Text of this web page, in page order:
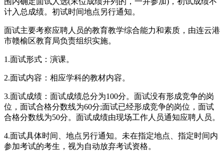
计入总成绩。初试时间地点另行通知。
面试主要考察应聘人员的教育教学综合能力和素质，由连云港
市赣榆区教育局负责组织实施。
1.面试形式：演课。
2.面试内容：相应学科的教材内容。
3.面试成绩：面试成绩总分为100分。面试没有形成竞争的岗
位，面试合格分数线为60分;面试已经形成竞争的岗位，面试
合格分数线为50分。面试成绩由现场工作人员通知应聘人员。
4.面试具体时间、地点另行通知。未在指定地点、指定时间内
参加考试的考生，视为自动放弃考试资格。